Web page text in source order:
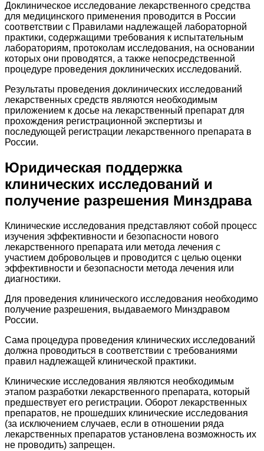
Доклиническое исследование лекарственного средства
для медицинского применения проводится в России
соответствии с Правилами надлежащей лабораторной
практики, содержащими требования к испытательным
лабораториям, протоколам исследования, на основании
которых они проводятся, а также непосредственной
процедуре проведения доклинических исследований.
Результаты проведения доклинических исследований
лекарственных средств являются необходимым
приложением к досье на лекарственный препарат для
прохождения регистрационной экспертизы и
последующей регистрации лекарственного препарата в
России.
Юридическая поддержка
клинических исследований и
получение разрешения Минздрава
Клинические исследования представляют собой процесс
изучения эффективности и безопасности нового
лекарственного препарата или метода лечения с
участием добровольцев и проводится с целью оценки
эффективности и безопасности метода лечения или
диагностики.
Для проведения клинического исследования необходимо
получение разрешения, выдаваемого Минздравом
России.
Сама процедура проведения клинических исследований
должна проводиться в соответствии с требованиями
правил надлежащей клинической практики.
Клинические исследования являются необходимым
этапом разработки лекарственного препарата, который
предшествует его регистрации. Оборот лекарственных
препаратов, не прошедших клинические исследования
(за исключением случаев, если в отношении ряда
лекарственных препаратов установлена возможность их
не проводить) запрещен.